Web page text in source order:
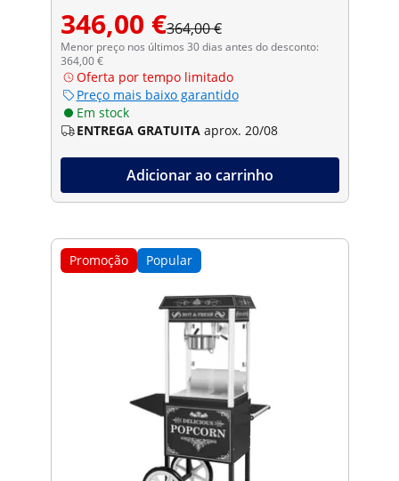
346,00 €364,00 €
Menor preço nos últimos 30 dias antes do desconto:
364,00 €
Oferta por tempo limitado
Preço mais baixo garantido
Em stock
ENTREGA GRATUITA aprox. 20/08
Adicionar ao carrinho
Promoção Popular